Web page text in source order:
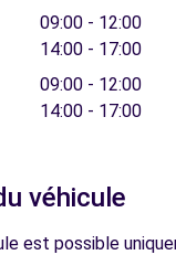
09:00 - 12:00
14:00 - 17:00
09:00 - 12:00
14:00 - 17:00
véhicule
est possible